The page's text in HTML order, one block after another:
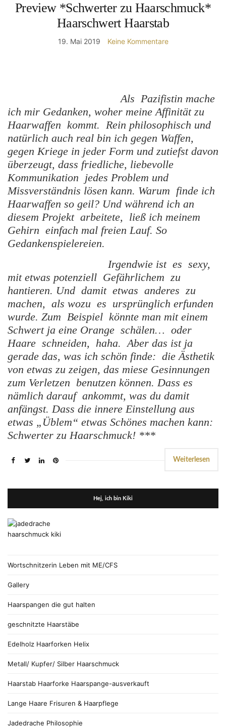
Preview *Schwerter zu Haarschmuck*
Haarschwert Haarstab
19. Mai 2019 Keine Kommentare
Als Pazifistin mache
ich mir Gedanken, woher meine Affinität zu
Haarwaffen kommt. Rein philosophisch und
natürlich auch real bin ich gegen Waffen,
gegen Kriege in jeder Form und zutiefst davon
überzeugt, dass friedliche, liebevolle
Kommunikation jedes Problem und
Missverständnis lösen kann. Warum finde ich
Haarwaffen so geil? Und während ich an
diesem Projekt arbeitete, ließ ich meinem
Gehirn einfach mal freien Lauf. So
Gedankenspielereien.
Irgendwie ist es sexy,
mit etwas potenziell Gefährlichem zu
hantieren. Und damit etwas anderes zu
machen, als wozu es ursprünglich erfunden
wurde. Zum Beispiel könnte man mit einem
Schwert ja eine Orange schälen… oder
Haare schneiden, haha. Aber das ist ja
gerade das, was ich schön finde: die Ästhetik
von etwas zu zeigen, das miese Gesinnungen
zum Verletzen benutzen können. Dass es
nämlich darauf ankommt, was du damit
anfängst. Dass die innere Einstellung aus
etwas „Üblem“ etwas Schönes machen kann:
Schwerter zu Haarschmuck! ***
Weiterlesen
Hej, ich bin Kiki
Wortschnitzerin Leben mit ME/CFS
Gallery
Haarspangen die gut halten
geschnitzte Haarstäbe
Edelholz Haarforken Helix
Metall/ Kupfer/ Silber Haarschmuck
Haarstab Haarforke Haarspange-ausverkauft
Lange Haare Frisuren & Haarpflege
Jadedrache Philosophie